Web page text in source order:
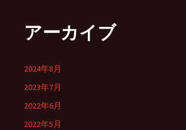
アーカイブ
2024年8月
2023年7月
2022年6月
2022年5月